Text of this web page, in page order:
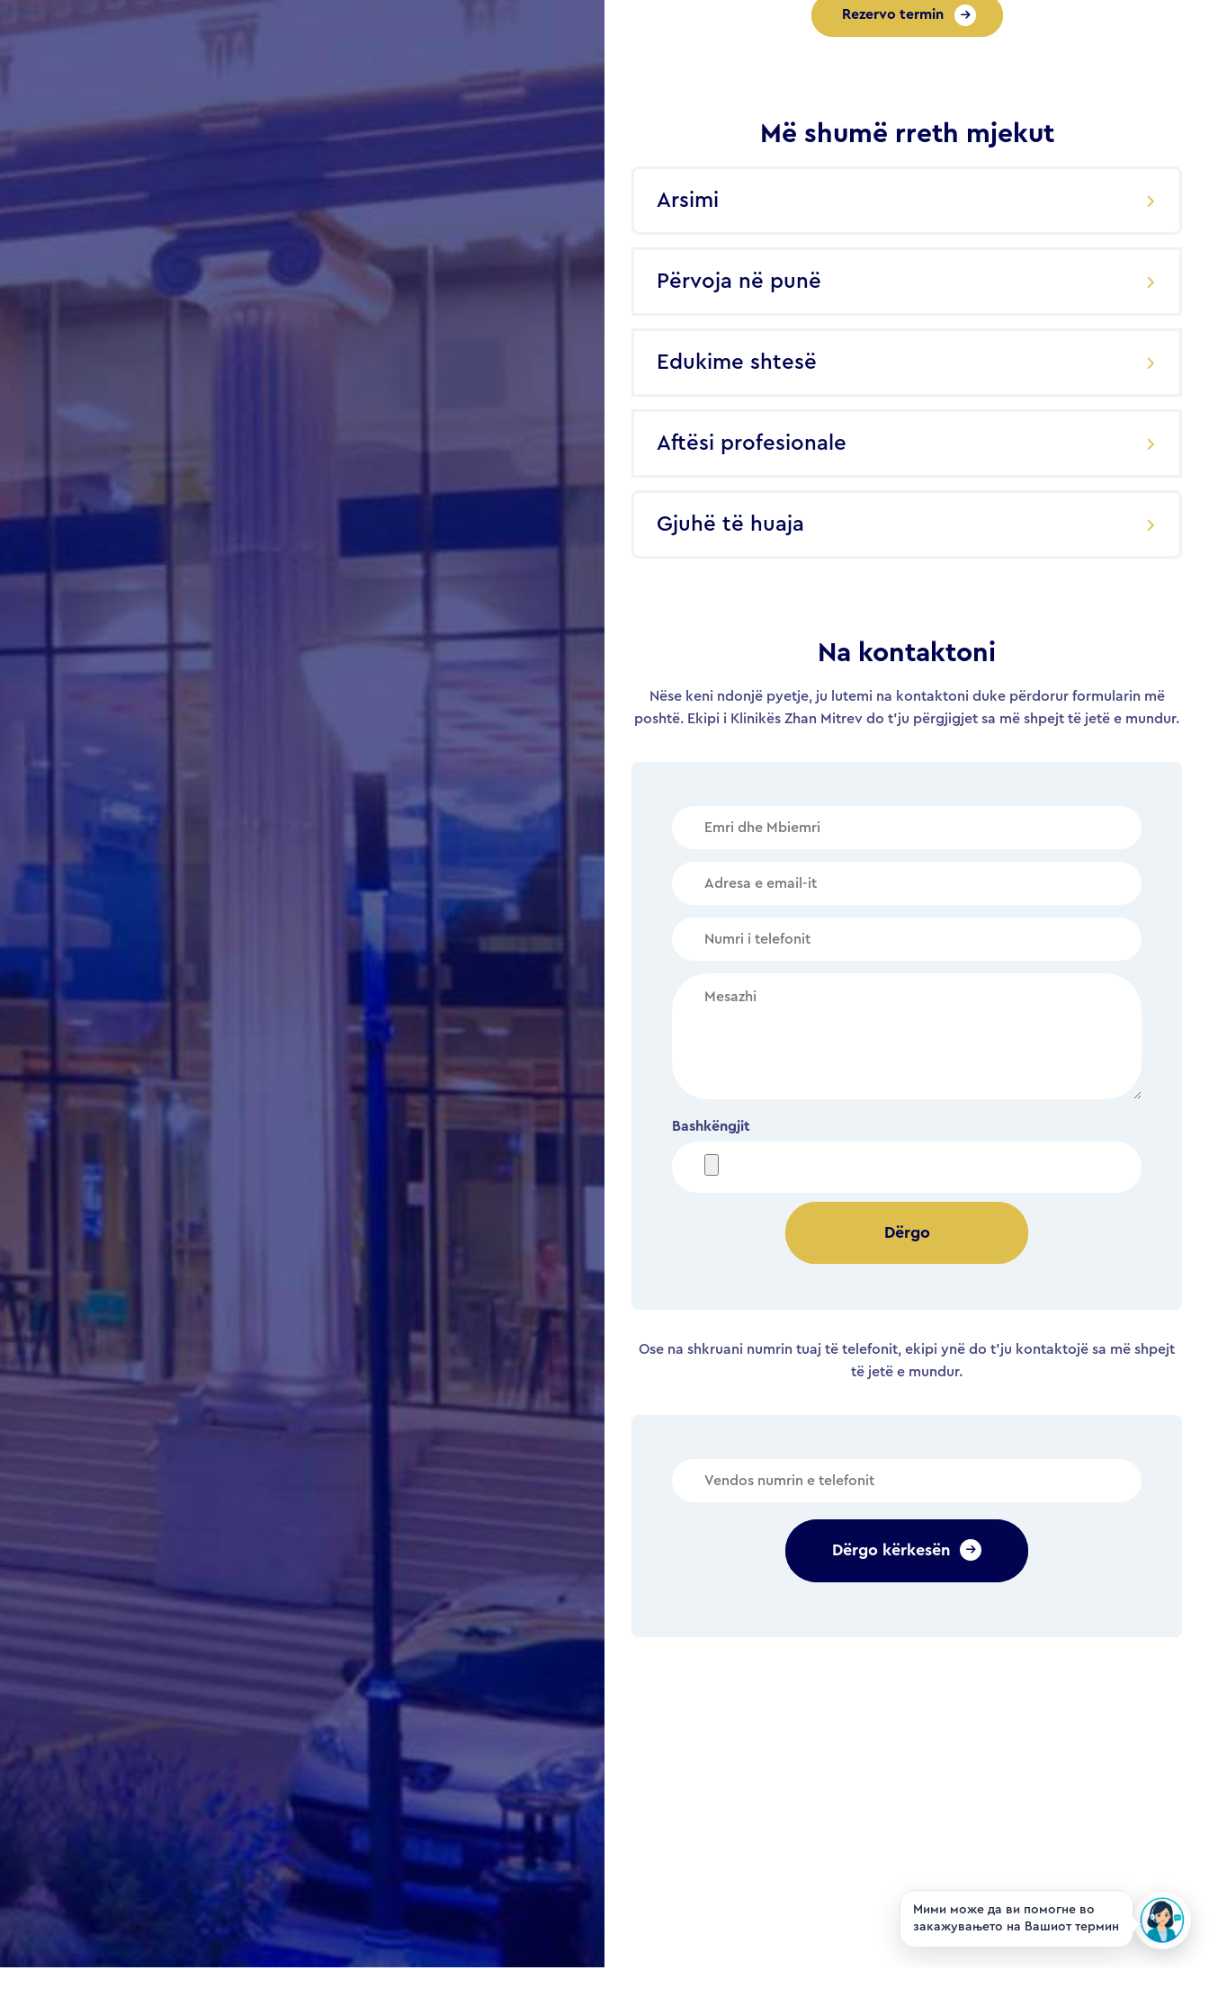
Rezervo termin
Më shumë rreth mjekut
Arsimi
Përvoja në punë
Edukime shtesë
Aftësi profesionale
Gjuhë të huaja
Na kontaktoni
Nëse keni ndonjë pyetje, ju lutemi na kontaktoni duke përdorur formularin më
poshtë. Ekipi i Klinikës Zhan Mitrev do t’ju përgjigjet sa më shpejt të jetë e mundur.
Bashkëngjit
Ose na shkruani numrin tuaj të telefonit, ekipi ynë do t’ju kontaktojë sa më shpejt
të jetë e mundur.
Dërgo kërkesën
Мими може да ви помогне во
закажувањето на Вашиот термин